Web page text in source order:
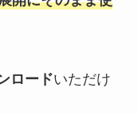
ロードいただけ